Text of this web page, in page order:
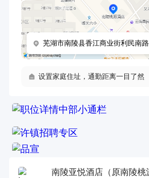
芜湖市南陵县香江商业街利民南路
设置家庭住址，通勤距离一目了然